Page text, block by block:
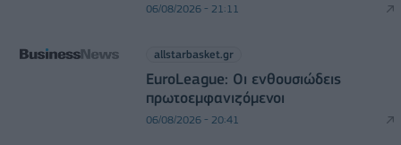
06/08/2026 - 21:11
allstarbasket.gr
EuroLeague: Οι ενθουσιώδεις
πρωτοεμφανιζόμενοι
06/08/2026 - 20:41